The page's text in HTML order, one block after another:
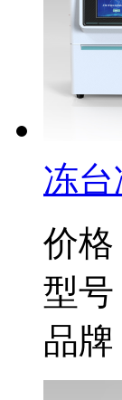
冻台
价格
型号
品